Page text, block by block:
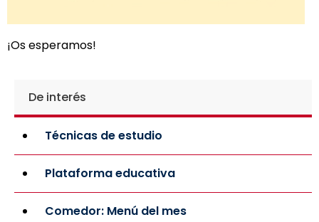
¡Os esperamos!
De interés
Técnicas de estudio
Plataforma educativa
Comedor: Menú del mes